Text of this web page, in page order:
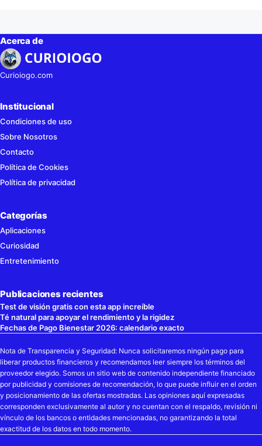
Acerca de
Curioiogo.com
Institucional
Condiciones de uso
Sobre Nosotros
Contacto
Política de Cookies
Política de privacidad
Categorías
Aplicaciones
Curiosidad
Entretenimiento
Publicaciones recientes
Test de visión gratis con esta app increíble
Té natural para apoyar el rendimiento y la rigidez
Fechas de Pago Bienestar 2026: calendario exacto
Nota de Transparencia y Seguridad: Nunca solicitaremos ningún pago para
liberar productos financieros y recomendamos leer siempre los términos del
proveedor elegido. Somos un sitio web de contenido independiente financiado
por publicidad y comisiones de recomendación, lo que puede influir en el orden
y posicionamiento de las ofertas mostradas. Las opiniones aquí expresadas
corresponden exclusivamente al autor y no cuentan con el respaldo, revisión ni
vínculo de los bancos o entidades mencionadas, no garantizando la total
exactitud de los datos en todo momento.